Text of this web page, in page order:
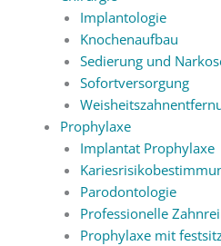
Implantologie
Knochenaufbau
Sedierung und
Sofortversorgung
Prophylaxe
Implantat Prophylaxe
Parodontologie
Professionelle
Prophylaxe mit